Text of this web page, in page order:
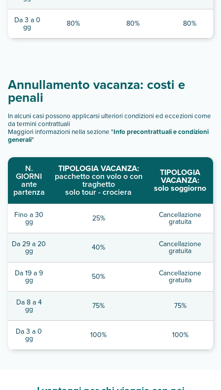
Da 3 a 0
gg 80% 80% 80%
Annullamento vacanza: costi e
penali
In alcuni casi possono applicarsi ulteriori condizioni ed eccezioni come
da termini contrattuali
Maggiori informazioni nella sezione "Info precontrattuali e condizioni
generali"
N.
GIORNI
ante
partenza
TIPOLOGIA VACANZA:
pacchetto con volo o con
traghetto
solo tour - crociera
TIPOLOGIA
VACANZA:
solo soggiorno
Fino a 30
gg 25% Cancellazione
gratuita
Da 29 a 20
gg 40% Cancellazione
gratuita
Da 19 a 9
gg 50% Cancellazione
gratuita
Da 8 a 4
gg 75% 75%
Da 3 a 0
gg 100% 100%